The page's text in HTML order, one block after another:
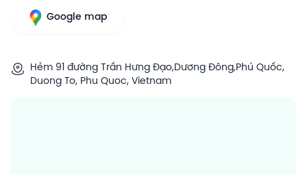
Google map
Hẻm 91 đường Trần Hưng Đạo,Dương Đông,Phú Quốc,
Duong To, Phu Quoc, Vietnam